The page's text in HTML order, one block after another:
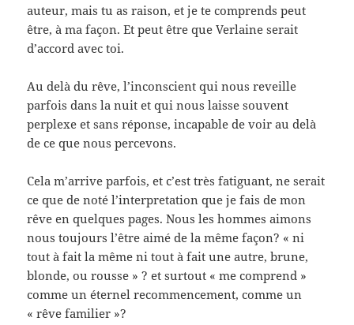
auteur, mais tu as raison, et je te comprends peut
être, à ma façon. Et peut être que Verlaine serait
d’accord avec toi.
Au delà du rêve, l’inconscient qui nous reveille
parfois dans la nuit et qui nous laisse souvent
perplexe et sans réponse, incapable de voir au delà
de ce que nous percevons.
Cela m’arrive parfois, et c’est très fatiguant, ne serait
ce que de noté l’interpretation que je fais de mon
rêve en quelques pages. Nous les hommes aimons
nous toujours l’être aimé de la même façon? « ni
tout à fait la même ni tout à fait une autre, brune,
blonde, ou rousse » ? et surtout « me comprend »
comme un éternel recommencement, comme un
« rêve familier »?